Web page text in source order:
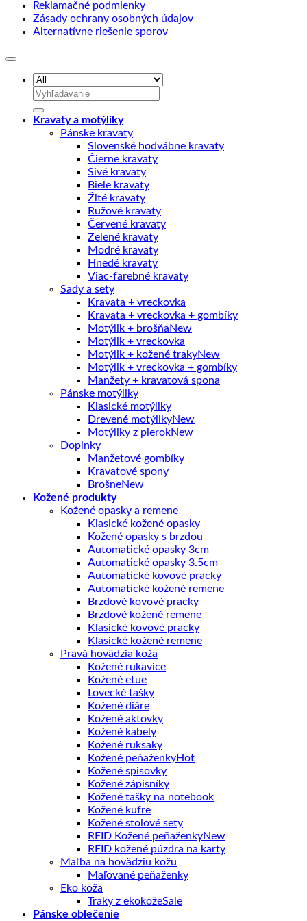
Reklamačné podmienky
Zásady ochrany osobných údajov
Alternatívne riešenie sporov
Hľadať:
Kravaty a motýliky
Pánske kravaty
Slovenské hodvábne kravaty
Čierne kravaty
Sivé kravaty
Biele kravaty
Žlté kravaty
Ružové kravaty
Červené kravaty
Zelené kravaty
Modré kravaty
Hnedé kravaty
Viac-farebné kravaty
Sady a sety
Kravata + vreckovka
Kravata + vreckovka + gombíky
Motýlik + brošňa
Motýlik + vreckovka
Motýlik + kožené traky
Motýlik + vreckovka + gombíky
Manžety + kravatová spona
Pánske motýliky
Klasické motýliky
Drevené motýliky
Motýliky z pierok
Doplnky
Manžetové gombíky
Kravatové spony
Brošne
Kožené produkty
Kožené opasky a remene
Klasické kožené opasky
Kožené opasky s brzdou
Automatické opasky 3cm
Automatické opasky 3.5cm
Automatické kovové pracky
Automatické kožené remene
Brzdové kovové pracky
Brzdové kožené remene
Klasické kovové pracky
Klasické kožené remene
Pravá hovädzia koža
Kožené rukavice
Kožené etue
Lovecké tašky
Kožené diáre
Kožené aktovky
Kožené kabely
Kožené ruksaky
Kožené peňaženky
Kožené spisovky
Kožené zápisníky
Kožené tašky na notebook
Kožené kufre
Kožené stolové sety
RFID Kožené peňaženky
RFID kožené púzdra na karty
Maľba na hovädziu kožu
Maľované peňaženky
Eko koža
Traky z ekokože
Pánske oblečenie